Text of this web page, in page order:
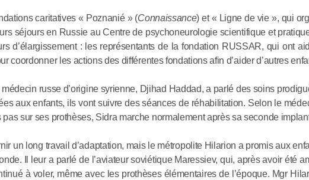
caritatives « Poznanié » (Connaissance) et « Ligne de vie », qui
séjours en Russie au Centre de psychoneurologie scientifique et
d’élargissement : les représentants de la fondation RUSSAR, qui ont
coordonner les actions des différentes fondations afin d’aider d’autres
russe d’origine syrienne, Djihad Haddad, a parlé des soins
aux enfants, ils vont suivre des séances de réhabilitation. Selon le
pas sur ses prothèses, Sidra marche normalement après sa seconde
un long travail d’adaptation, mais le métropolite Hilarion a promis aux
Il leur a parlé de l’aviateur soviétique Maressiev, qui, après avoir été
à voler, même avec les prothèses élémentaires de l’époque. Mgr